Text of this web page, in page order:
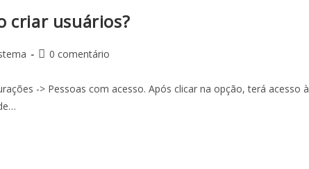
criar usuários?
0 comentário
-> Pessoas com acesso. Após clicar na opção, terá acesso à